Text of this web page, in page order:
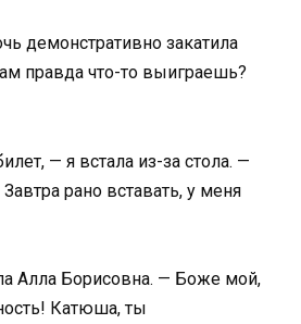
демонстративно закатила
правда что-то выиграешь?
— я встала из-за стола. —
рано вставать, у меня
Алла Борисовна. — Боже мой,
Катюша, ты